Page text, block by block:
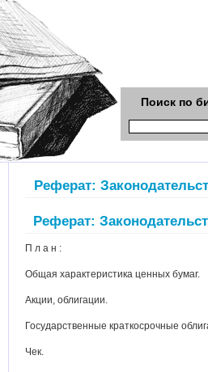
Поиск по
Реферат:
Реферат:
П л а н :
Общая характеристика ценных бумаг.
Акции, облигации.
Государственные краткосрочные
Чек.